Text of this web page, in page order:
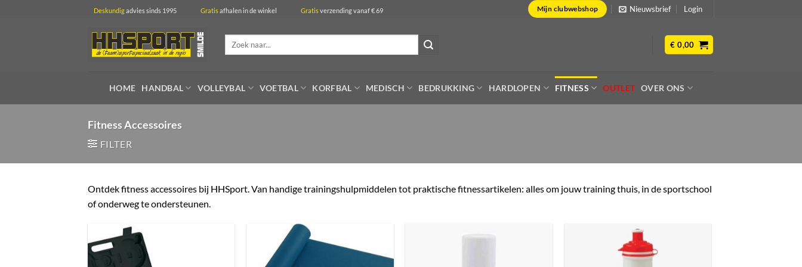
Deskundig advies sinds 1995 Gratis afhalen in de winkel Gratis verzending vanaf € 69 Mijn clubwebshop Nieuwsbrief Login
Zoeken
€ 0,00
HOME HANDBAL VOLLEYBAL VOETBAL KORFBAL MEDISCH BEDRUKKING HARDLOPEN FITNESS OUTLET OVER ONS
Fitness Accessoires
FILTER
Ontdek fitness accessoires bij HHSport. Van handige trainingshulpmiddelen tot praktische fitnessartikelen: alles om jouw training thuis, in de sportschool
of onderweg te ondersteunen.